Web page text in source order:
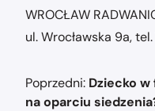
WROCŁAW
ul. Wrocławska 9a, tel.
Nawigacja
wpisu
Poprzedni: Dziecko
na oparciu